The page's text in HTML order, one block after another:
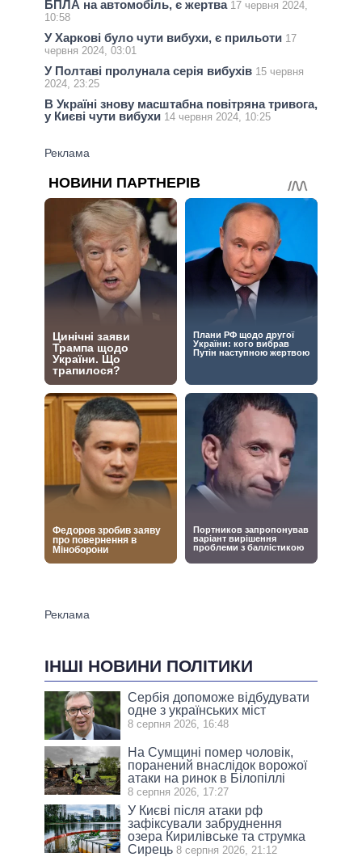
БПЛА на автомобіль, є жертва 17 червня 2024,
10:58
У Харкові було чути вибухи, є прильоти 17
червня 2024, 03:01
У Полтаві пролунала серія вибухів 15 червня
2024, 23:25
В Україні знову масштабна повітряна тривога,
у Києві чути вибухи 14 червня 2024, 10:25
ІНШІ НОВИНИ ПОЛІТИКИ
Сербія допоможе відбудувати
одне з українських міст
8 серпня 2026, 16:48
На Сумщині помер чоловік,
поранений внаслідок ворожої
атаки на ринок в Білопіллі
8 серпня 2026, 17:27
У Києві після атаки рф
зафіксували забруднення
озера Кирилівське та струмка
Сирець 8 серпня 2026, 21:12